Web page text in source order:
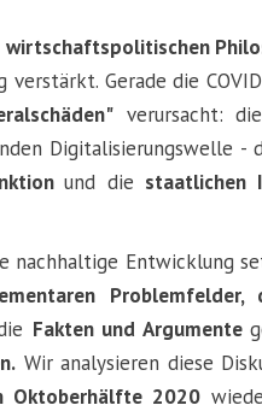
wirtschaftspolitischen
Gerade die
verursacht: die
Digitalisierungswelle -
und die staatlichen
nachhaltige Entwicklung
Fakten und Argumente
Wir analysieren diese
Oktoberhälfte 2020